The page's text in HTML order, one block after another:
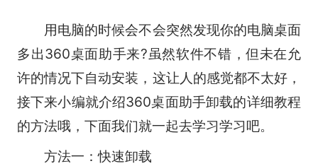
用电脑的时候会不会突然发现你的电脑桌面
多出360桌面助手来?虽然软件不错，但未在允
许的情况下自动安装，这让人的感觉都不太好，
接下来小编就介绍360桌面助手卸载的详细教程
的方法哦，下面我们就一起去学习学习吧。
方法一：快速卸载